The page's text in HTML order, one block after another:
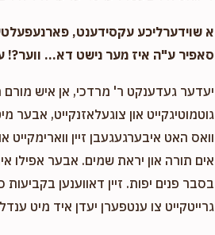
$50.00
$100.00
א שוידערליכע עקסידענט,
סאפיר ע"ה איז מער נישט דא... ווער?!
יעדער געדענקט ר' מרדכי, אן איש מורם
גוטמוטיגקייט און צוגעלאזנקייט,
וואס האט איבערגעגעבן זיין ווארימקייט
אים תורה און יראת שמים. אבער אפילו
בסבר פנים יפות. זיין דאווענען בקביעות
גרייטקייט צו ענטפערן יעדן איד מיט